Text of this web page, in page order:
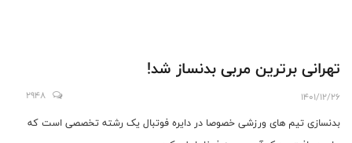
تهرانی برترین مربی بدنساز شد!
1401/12/26
2948
بدنسازی تیم های ورزشی خصوصا در دایره فوتبال یک رشته تخصصی است که